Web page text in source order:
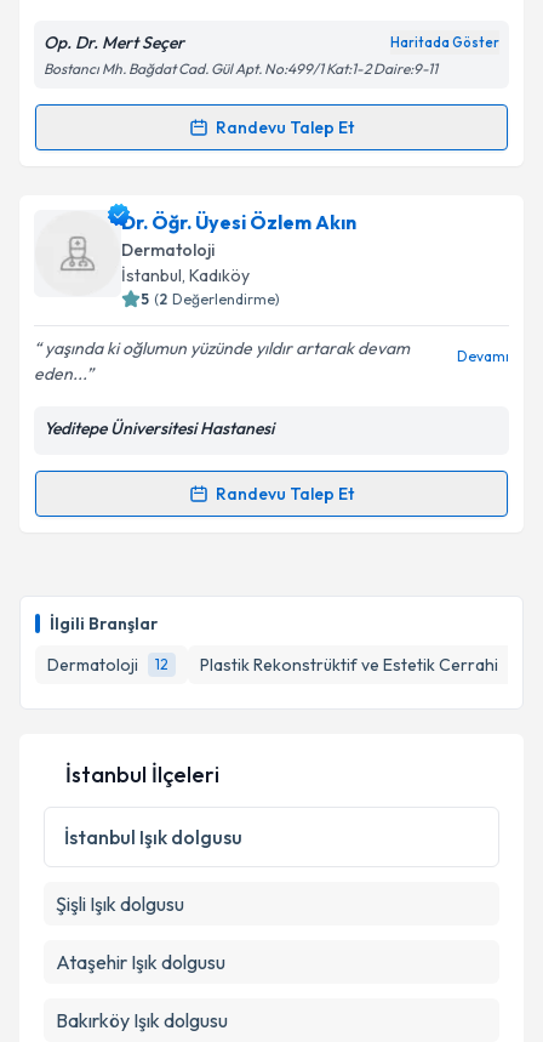
İlgili Branşlar
Dermatoloji
12 Plastik Rekonstrüktif ve Estetik Cerrahi
Kişisel verilerimin işlenmesine ilişkin
Metni'ni okudum ve kişisel verilerimin belirtilen
Takvim Talebini Gönder
Op. Dr. Mert Seçer Haritada Göster
Bostancı Mh. Bağdat Cad. Gül Apt. No:499/1 Kat:1-2 Daire:9-11
Randevu Talep Et
Randevu Takvimi Talebi
Op. Dr. Mert Seçeriçin randevu takvimi talebi
oluşturun. Size bu uzmandan randevu almanız için bir
takvim hazırlandığında e-posta ile bilgilendireceğiz.
Kişisel verilerimin işlenmesine ilişkin
kapsamda işlenmesini kabul ediyorum.
Dr. Öğr. Üyesi Özlem Akın
Dermatoloji
İstanbul, Kadıköy
5 (2 Değerlendirme)
yaşında ki oğlumun yüzünde yıldır artarak devam
eden...
Devamı
Yeditepe Üniversitesi Hastanesi
Randevu Talep Et
Randevu Takvimi Talebi
için bir takvim hazırlandığında e-posta ile
bilgilendireceğiz.
E-posta Adresiniz
Kişisel verilerimin işlenmesine ilişkin
Metni'ni okudum ve kişisel verilerimin belirtilen
Takvim Talebini Gönder
İstanbul İlçeleri
İstanbul Işık dolgusu
Şişli Işık dolgusu
Ataşehir Işık dolgusu
Bakırköy Işık dolgusu